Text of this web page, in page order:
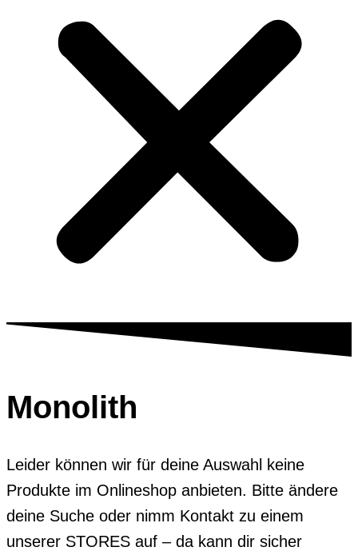
Monolith
Leider können wir für deine Auswahl keine
Produkte im Onlineshop anbieten. Bitte ändere
deine Suche oder nimm Kontakt zu einem
unserer STORES auf – da kann dir sicher